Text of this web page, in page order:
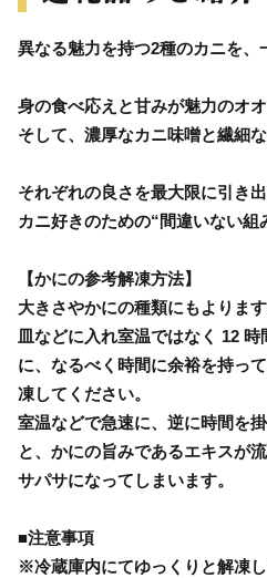
異なる魅力を持つ2種のカニを、
身の食べ応えと甘みが魅力のオオ
そして、濃厚なカニ味噌と繊細
それぞれの良さを最大限に引き
カニ好きのための“間違いない組
【かにの参考解凍方法】
大きさやかにの種類にもよりま
皿などに入れ室温ではなく 12
に、なるべく時間に余裕を持っ
凍してください。
室温などで急速に、逆に時間を
と、かにの旨みであるエキスが
サパサになってしまいます。
■注意事項
※冷蔵庫内にてゆっくりと解凍